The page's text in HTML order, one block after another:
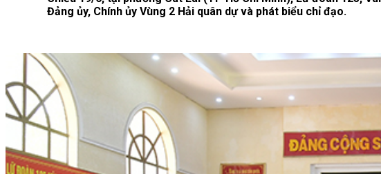
Đảng ủy, Chính ủy Vùng 2 Hải quân dự và phát biểu chỉ đạo.